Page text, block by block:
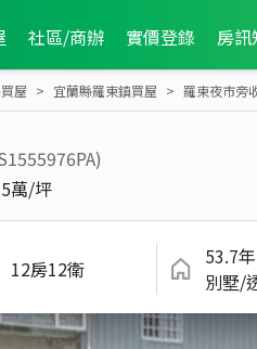
社區/商辦 實價登錄 房訊
屋 宜蘭縣羅東鎮買屋 羅東夜市旁
萬/坪
12房12衛
53.7年
別墅/